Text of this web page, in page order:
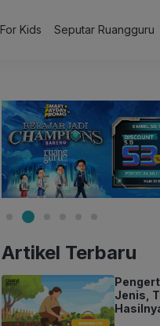
For Kids Seputar Ruangguru
Artikel Terbaru
Jenis,